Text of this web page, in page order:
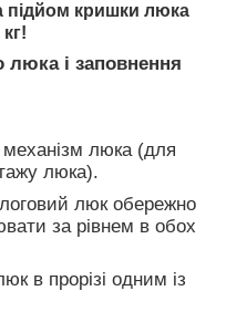
підйом кришки люка
люка і заповнення
люка (для
люка).
люк обережно
за рівнем в обох
в прорізі одним із